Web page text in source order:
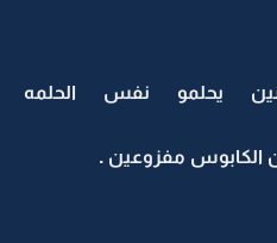
يحلمو نفس الحلمه
مفزوعين .